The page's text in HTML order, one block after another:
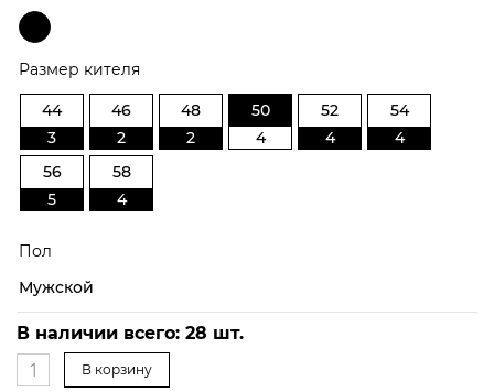
Размер кителя
44
3
46
2
48
2
50
4
52
4
54
4
56
5
58
4
50
Пол
Мужской
В наличии всего: 28 шт.
В корзину